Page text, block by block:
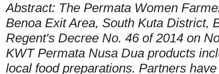
Abstract: The Permata Women
Benoa Exit Area, South Kuta District,
Regent's Decree No. 46 of 2014 on
KWT Permata Nusa Dua products
local food preparations. Partners